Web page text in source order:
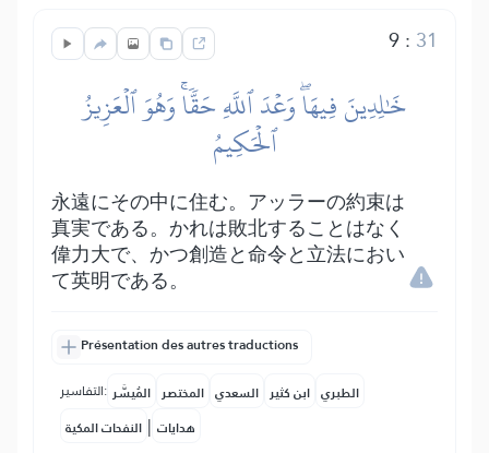
9: 31
خَٰلِدِينَ فِيهَاۖ وَعۡدَ ٱللَّهِ حَقّٗاۚ وَهُوَ ٱلۡعَزِيزُ
ٱلۡحَكِيمُ
永遠にその中に住む。アッラーの約束は
真実である。かれは敗北することはなく
偉力大で、かつ創造と命令と立法におい
て英明である。
Présentation des autres traductions
التفاسير: المُيسَّر المختصر السعدي ابن كثير الطبري
النفحات المكية | هدايات